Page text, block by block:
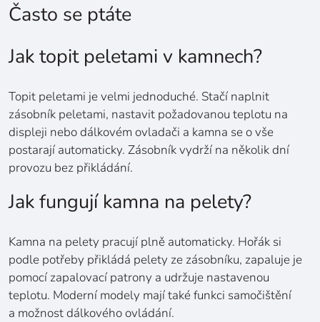
Často se ptáte
Jak topit peletami v kamnech?
Topit peletami je velmi jednoduché. Stačí naplnit
zásobník peletami, nastavit požadovanou teplotu na
displeji nebo dálkovém ovladači a kamna se o vše
postarají automaticky. Zásobník vydrží na několik dní
provozu bez přikládání.
Jak fungují kamna na pelety?
Kamna na pelety pracují plně automaticky. Hořák si
podle potřeby přikládá pelety ze zásobníku, zapaluje je
pomocí zapalovací patrony a udržuje nastavenou
teplotu. Moderní modely mají také funkci samočištění
a možnost dálkového ovládání.